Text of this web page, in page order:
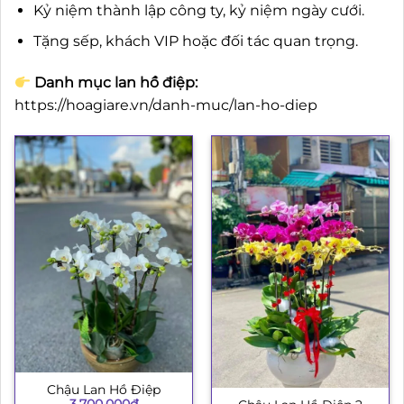
Kỷ niệm thành lập công ty, kỷ niệm ngày cưới.
Tặng sếp, khách VIP hoặc đối tác quan trọng.
Danh mục lan hồ điệp:
https://hoagiare.vn/danh-muc/lan-ho-diep
Chậu Lan Hồ Điệp